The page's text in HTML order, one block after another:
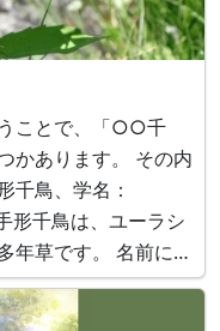
ことで、「○○千
かあります。 その内
千鳥、学名：
形千鳥は、ユーラシ
年草です。 名前に
次の内どれでしょ
➂枝が落ちた跡の